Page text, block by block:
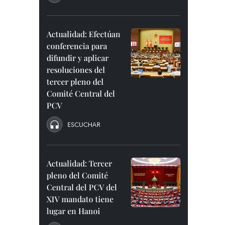
Actualidad: Efectúan
conferencia para
difundir y aplicar
resoluciones del
tercer pleno del
Comité Central del
PCV
ESCUCHAR
Actualidad: Tercer
pleno del Comité
Central del PCV del
XIV mandato tiene
lugar en Hanoi